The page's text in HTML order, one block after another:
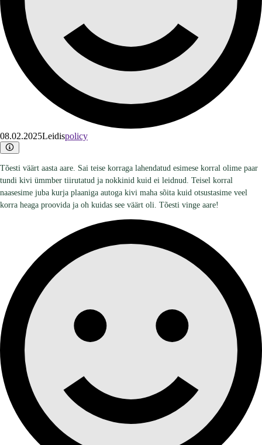
08.02.2025Leidispolicy
Tõesti väärt aasta aare. Sai teise korraga lahendatud esimese korral olime paar
tundi kivi ümmber tiirutatud ja nokkinid kuid ei leidnud. Teisel korral
naasesime juba kurja plaaniga autoga kivi maha sõita kuid otsustasime veel
korra heaga proovida ja oh kuidas see väärt oli. Tõesti vinge aare!